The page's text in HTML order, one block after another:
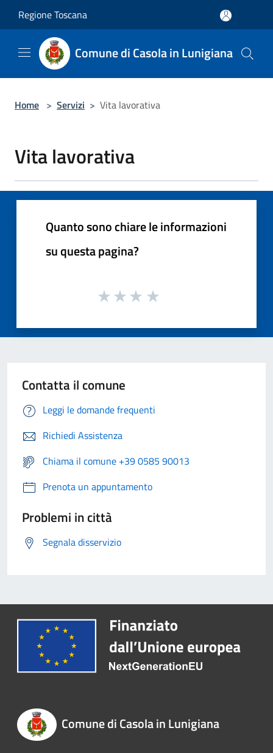
Regione Toscana
Comune di Casola in Lunigiana
Home > Servizi > Vita lavorativa
Vita lavorativa
Quanto sono chiare le informazioni
su questa pagina?
Contatta il comune
Leggi le domande frequenti
Richiedi Assistenza
Chiama il comune +39 0585 90013
Prenota un appuntamento
Problemi in città
Segnala disservizio
Comune di Casola in Lunigiana